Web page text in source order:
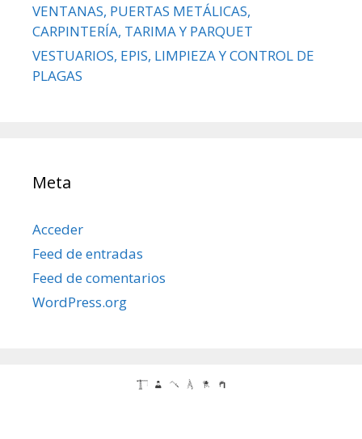
VENTANAS, PUERTAS METÁLICAS,
CARPINTERÍA, TARIMA Y PARQUET
VESTUARIOS, EPIS, LIMPIEZA Y CONTROL DE
PLAGAS
Meta
Acceder
Feed de entradas
Feed de comentarios
WordPress.org